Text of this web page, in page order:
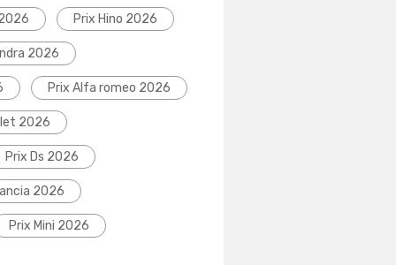
Prix Hino 2026
2026
Prix Alfa romeo 2026
2026
Prix Ds 2026
2026
Prix Mini 2026